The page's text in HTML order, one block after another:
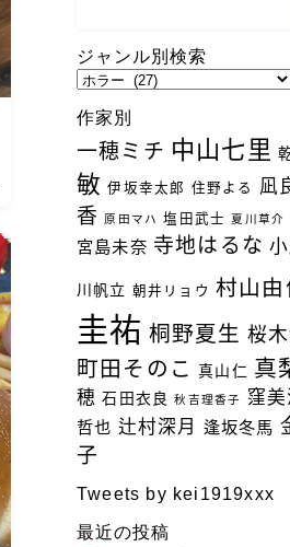
ジャンル別検索
ジ
ャ
別
検
索
作家別
一穂ミチ 中山七里
敏 伊坂幸太郎 住野よる 凪
香
原田マハ 塩田武士 夏川草介
宮島未奈 寺地はるな
川帆立 朝井リョウ 村山由
圭祐 桐野夏生 桜
町田そのこ 真山仁 真
穂 石田衣良 秋吉理香子 窪美
哲也 辻村深月 逢坂冬馬
子
Tweets by kei1919xxx
最近の投稿